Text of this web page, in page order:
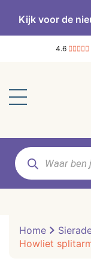
Kijk voor de
4.6
Producten
zoeken
Home
Howliet